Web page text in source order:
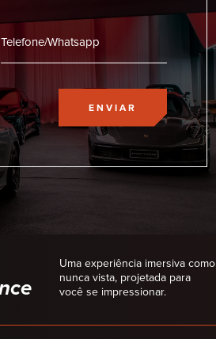
ENVIAR
Uma experiência imersiva como
nunca vista, projetada para
você se impressionar.